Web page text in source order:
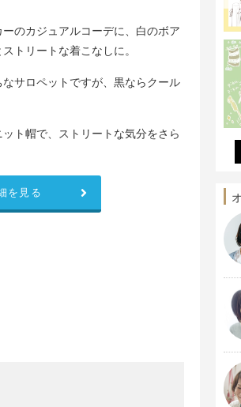
のカジュアルコーデに、白のボア
トリートな着こなしに。
サロペットですが、黒ならクール
ト帽で、ストリートな気分をさら
を見る